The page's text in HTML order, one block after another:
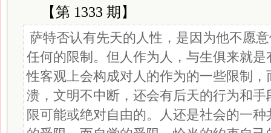
【第 1333 期】
萨特否认有先天的人性，是因为他不愿
任何的限制。但人作为人，与生俱来就
性客观上会构成对人的作为的一些限制
溃，文明不中断，还会有后天的行为和
限可能或绝对自由的。人还是社会的一